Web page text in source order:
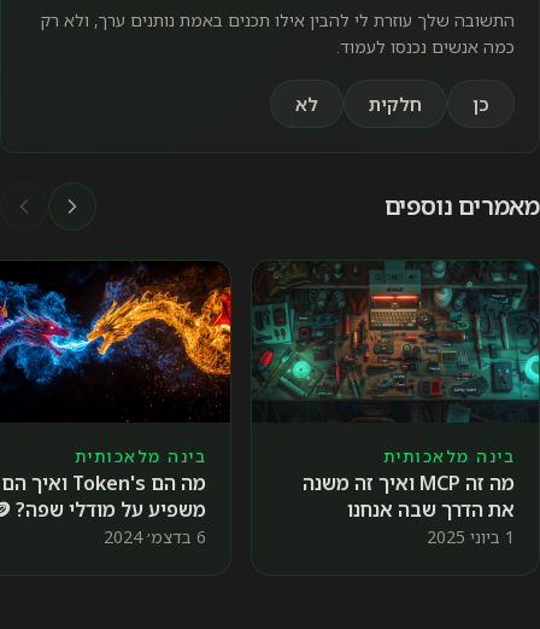
התשובה שלך עוזרת לי להבין אילו תכנים באמת נותנים ערך, ולא רק
כמה אנשים נכנסו לעמוד.
כן חלקית לא
מאמרים נוספים
בינה מלאכותית
מה זה MCP ואיך זה משנה
את הדרך שבה אנחנו
משתמשים ב-AI1 ביוני 2025
בינה מלאכותית
מה הם Token's ואיך הם
משפיע על מודלי שפה? 🪙
6 בדצמ׳ 2024